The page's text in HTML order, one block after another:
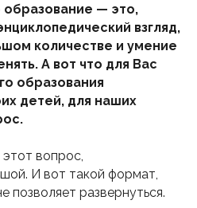
образование — это,
взгляд,
количестве и умение
А вот что для Вас
образования
детей, для наших
вопрос,
И вот такой формат,
позволяет развернуться.